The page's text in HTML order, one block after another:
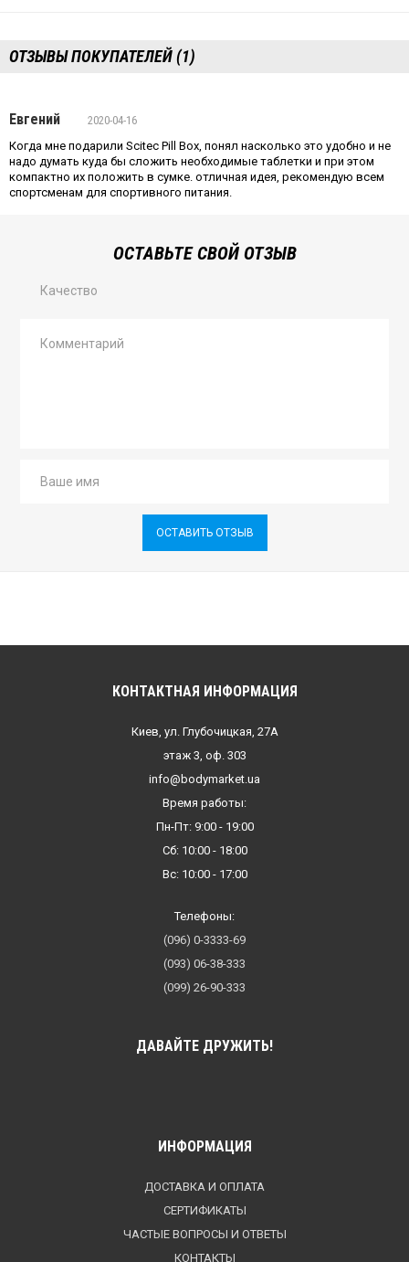
ОТЗЫВЫ ПОКУПАТЕЛЕЙ (1)
Евгений
2020-04-16
Когда мне подарили Scitec Pill Box, понял насколько это удобно и не
надо думать куда бы сложить необходимые таблетки и при этом
компактно их положить в сумке. отличная идея, рекомендую всем
спортсменам для спортивного питания.
ОСТАВЬТЕ СВОЙ ОТЗЫВ
Качество
ОСТАВИТЬ ОТЗЫВ
КОНТАКТНАЯ ИНФОРМАЦИЯ
Киев, ул. Глубочицкая, 27А
этаж 3, оф. 303
info@bodymarket.ua
Время работы:
Пн-Пт: 9:00 - 19:00
Сб: 10:00 - 18:00
Вс: 10:00 - 17:00
Телефоны:
(096) 0-3333-69
(093) 06-38-333
(099) 26-90-333
ДАВАЙТЕ ДРУЖИТЬ!
ИНФОРМАЦИЯ
ДОСТАВКА И ОПЛАТА
СЕРТИФИКАТЫ
ЧАСТЫЕ ВОПРОСЫ И ОТВЕТЫ
КОНТАКТЫ